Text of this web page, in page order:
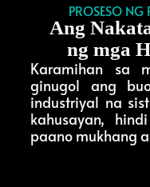
PROSESO
Ang
ng mga
Karamihan sa
ginugol ang
industriyal na
kahusayan,
paano mukhang